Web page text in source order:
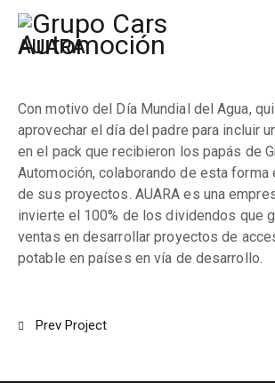
AUARA
Con motivo del Día Mundial del Agua,
aprovechar el día del padre para incluir
en el pack que recibieron los papás de
Automoción, colaborando de esta forma
de sus proyectos. AUARA es una
invierte el 100% de los dividendos que
ventas en desarrollar proyectos de
potable en países en vía de desarrollo.
Prev Project